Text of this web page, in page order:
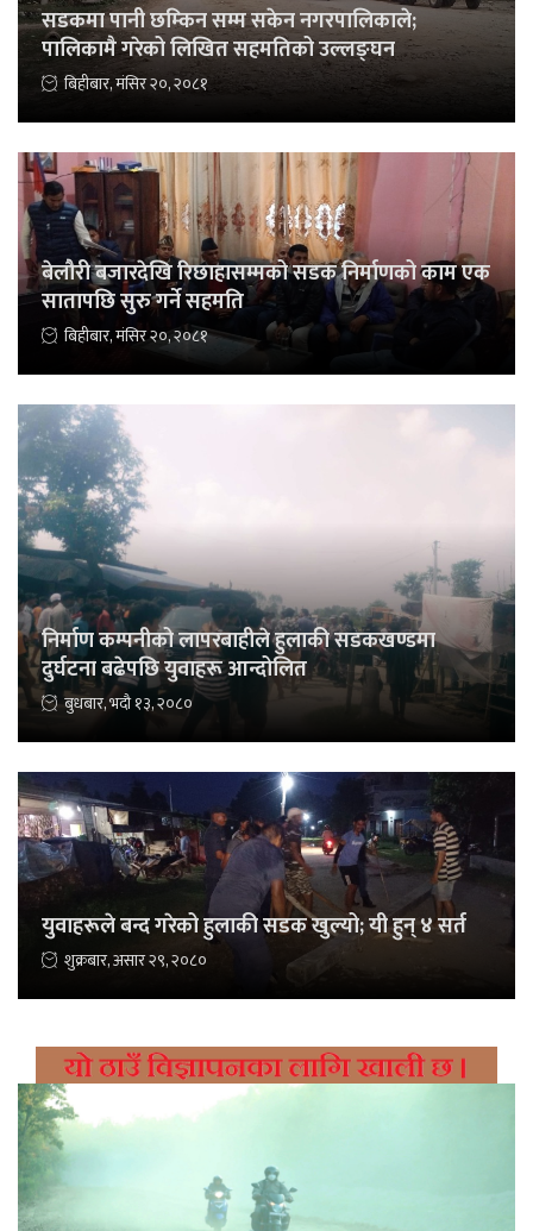
सडकमा पानी छम्किन सम्म सकेन नगरपालिकाले;
पालिकामै गरेको लिखित सहमतिको उल्लङ्घन
बिहीबार, मंसिर २०, २०८१
बेलौरी बजारदेखि रिछाहासम्मको सडक निर्माणको काम एक
सातापछि सुरु गर्ने सहमति
बिहीबार, मंसिर २०, २०८१
निर्माण कम्पनीको लापरबाहीले हुलाकी सडकखण्डमा
दुर्घटना बढेपछि युवाहरू आन्दोलित
बुधबार, भदौ १३, २०८०
युवाहरूले बन्द गरेको हुलाकी सडक खुल्यो; यी हुन् ४ सर्त
शुक्रबार, असार २९, २०८०